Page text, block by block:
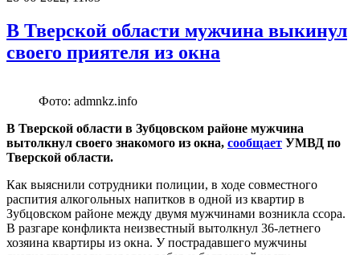
В Тверской области мужчина выкинул
своего приятеля из окна
Фото: admnkz.info
В Тверской области в Зубцовском районе мужчина
вытолкнул своего знакомого из окна, сообщает УМВД по
Тверской области.
Как выяснили сотрудники полиции, в ходе совместного
распития алкогольных напитков в одной из квартир в
Зубцовском районе между двумя мужчинами возникла ссора.
В разгаре конфликта неизвестный вытолкнул 36-летнего
хозяина квартиры из окна. У пострадавшего мужчины